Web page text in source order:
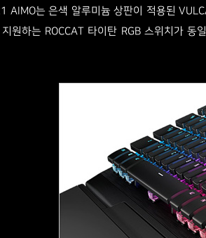
AIMO는 은색 알루미늄 상판이 적용된
원하는 ROCCAT 타이탄 RGB 스위치가